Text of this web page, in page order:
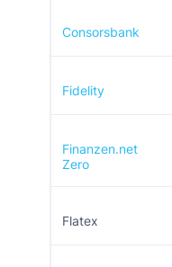
Consorsbank
Fidelity
Finanzen.net
Zero
Flatex